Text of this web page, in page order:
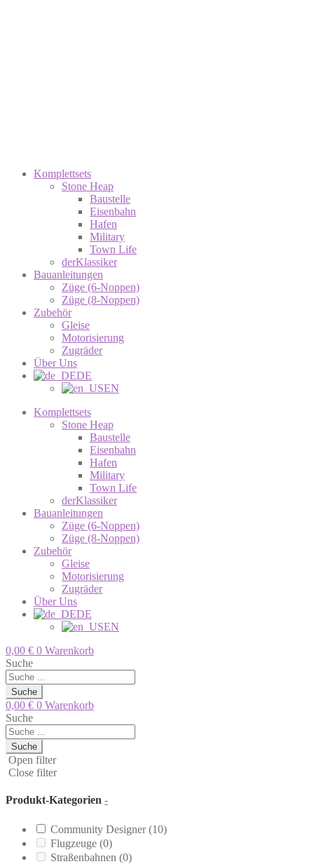
Komplettsets
Stone Heap
Baustelle
Eisenbahn
Hafen
Military
Town Life
derKlassiker
Bauanleitungen
Züge (6-Noppen)
Züge (8-Noppen)
Zubehör
Gleise
Motorisierung
Zugräder
Über Uns
DE
EN
Komplettsets
Stone Heap
Baustelle
Eisenbahn
Hafen
Military
Town Life
derKlassiker
Bauanleitungen
Züge (6-Noppen)
Züge (8-Noppen)
Zubehör
Gleise
Motorisierung
Zugräder
Über Uns
DE
EN
0,00 € 0 Warenkorb
Suche
Suche
0,00 € 0 Warenkorb
Suche
Suche
Open filter
Close filter
Produkt-Kategorien -
Community Designer(10)
Flugzeuge (0)
Straßenbahnen (0)